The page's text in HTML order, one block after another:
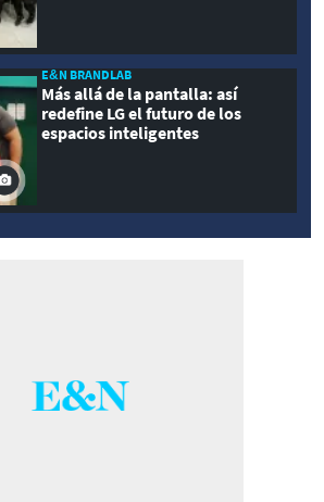
E&N BRANDLAB
Más allá de la pantalla: así
redefine LG el futuro de los
espacios inteligentes